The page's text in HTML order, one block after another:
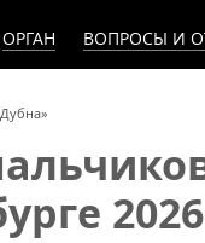
ОРГАН ВОПРОСЫ И